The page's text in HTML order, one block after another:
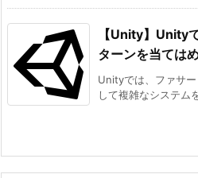
【Unity】Unity
ターンを当ては
Unityでは、ファサ
して複雑なシステム